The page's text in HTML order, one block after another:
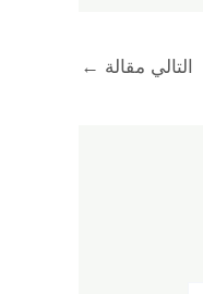
التالي مقالة ←